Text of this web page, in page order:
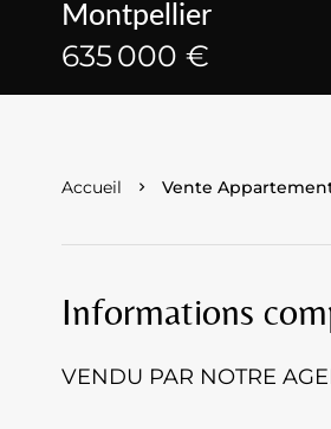
Montpellier
635 000 €
Accueil Vente Appartement
Informations
VENDU PAR NOTRE